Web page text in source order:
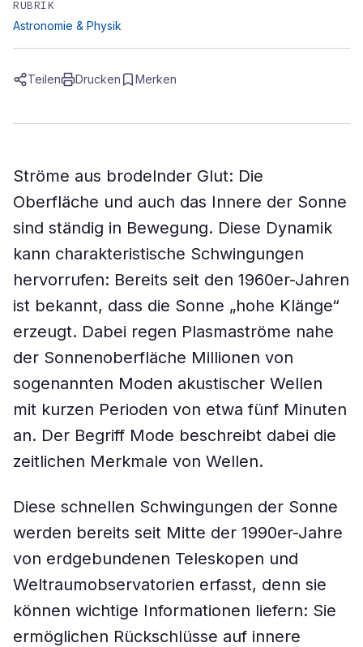
RUBRIK
Astronomie & Physik
Teilen Drucken Merken
Ströme aus brodelnder Glut: Die
Oberfläche und auch das Innere der Sonne
sind ständig in Bewegung. Diese Dynamik
kann charakteristische Schwingungen
hervorrufen: Bereits seit den 1960er-Jahren
ist bekannt, dass die Sonne „hohe Klänge“
erzeugt. Dabei regen Plasmaströme nahe
der Sonnenoberfläche Millionen von
sogenannten Moden akustischer Wellen
mit kurzen Perioden von etwa fünf Minuten
an. Der Begriff Mode beschreibt dabei die
zeitlichen Merkmale von Wellen.
Diese schnellen Schwingungen der Sonne
werden bereits seit Mitte der 1990er-Jahre
von erdgebundenen Teleskopen und
Weltraumobservatorien erfasst, denn sie
können wichtige Informationen liefern: Sie
ermöglichen Rückschlüsse auf innere